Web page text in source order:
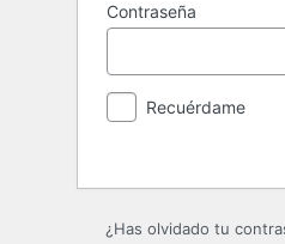
Contraseña
Recuérdame
¿Has olvidado tu